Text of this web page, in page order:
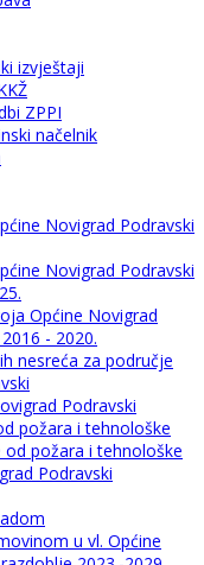
izvještaji
ZPPI
načelnik
Novigrad Podravski
Novigrad Podravski
Općine Novigrad
- 2020.
nesreća za područje
Podravski
požara i tehnološke
požara i tehnološke
Podravski
u vl. Općine